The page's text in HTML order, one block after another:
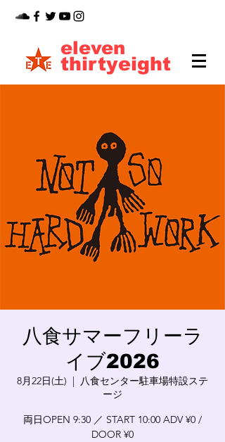
thirtyeight
eleven
八食サマーフリーラ
イブ2026
8月22日(土)
  |
八食センター駐車場特設ステ
ージ
両日OPEN 9:30 ／ START 10:00 ADV ¥0 /
DOOR ¥0